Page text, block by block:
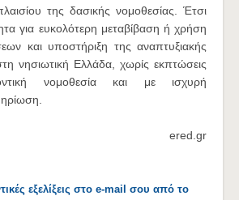
της δασικής νομοθεσίας. Έτσι
για ευκολότερη μεταβίβαση ή χρήση
και υποστήριξη της αναπτυξιακής
νησιωτική Ελλάδα, χωρίς εκπτώσεις
νομοθεσία και με ισχυρή
ered.gr
εξελίξεις στο e-mail σου από το